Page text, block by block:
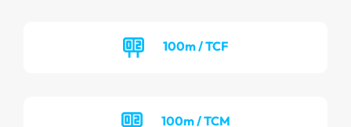
100m / TCF
100m / TCM